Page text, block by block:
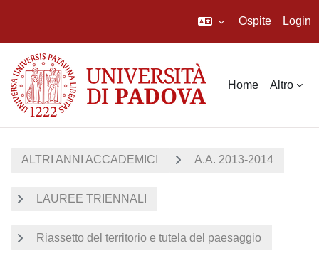
Ospite Login
Home Altro
ALTRI ANNI ACCADEMICI A.A. 2013-2014
LAUREE TRIENNALI
Riassetto del territorio e tutela del paesaggio